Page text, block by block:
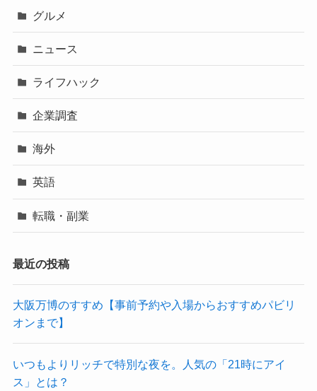
グルメ
ニュース
ライフハック
企業調査
海外
英語
転職・副業
最近の投稿
大阪万博のすすめ【事前予約や入場からおすすめパビリ
オンまで】
いつもよりリッチで特別な夜を。人気の「21時にアイ
ス」とは？